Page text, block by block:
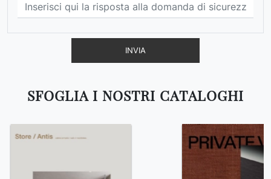
SFOGLIA I NOSTRI CATALOGHI
INVIA